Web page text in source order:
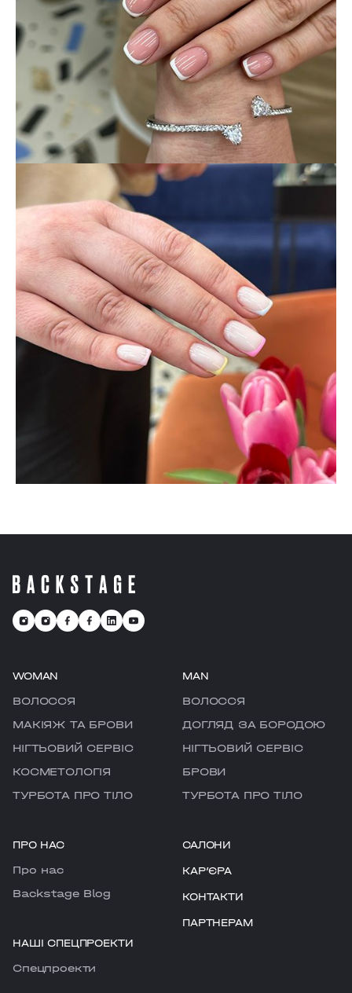
WOMAN
ВОЛОССЯ
МАКІЯЖ ТА БРОВИ
НІГТЬОВИЙ СЕРВІС
КОСМЕТОЛОГІЯ
ТУРБОТА ПРО ТІЛО
MAN
ВОЛОССЯ
ДОГЛЯД ЗА БОРОДОЮ
НІГТЬОВИЙ СЕРВІС
БРОВИ
ТУРБОТА ПРО ТІЛО
ПРО НАС
Про нас
Backstage Blog
НАШІ СПЕЦПРОЕКТИ
Cпецпроекти
САЛОНИ
КАРʼЄРА
КОНТАКТИ
ПАРТНЕРАМ